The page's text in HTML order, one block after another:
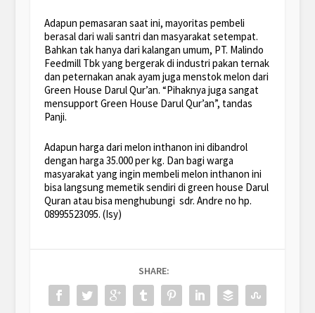
Adapun pemasaran saat ini, mayoritas pembeli
berasal dari wali santri dan masyarakat setempat.
Bahkan tak hanya dari kalangan umum, PT. Malindo
Feedmill Tbk yang bergerak di industri pakan ternak
dan peternakan anak ayam juga menstok melon dari
Green House Darul Qur’an. “Pihaknya juga sangat
mensupport Green House Darul Qur’an”, tandas
Panji.
Adapun harga dari melon inthanon ini dibandrol
dengan harga 35.000 per kg. Dan bagi warga
masyarakat yang ingin membeli melon inthanon ini
bisa langsung memetik sendiri di green house Darul
Quran atau bisa menghubungi sdr. Andre no hp.
08995523095. (Isy)
SHARE: